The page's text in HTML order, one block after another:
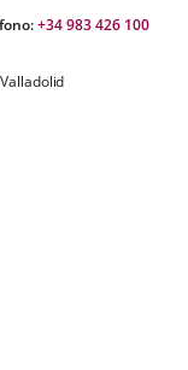
+34 983 426 100